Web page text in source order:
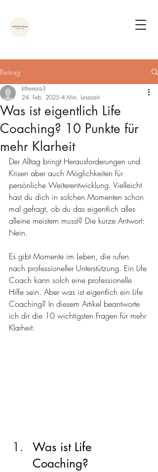
Beitrag
Was ist eigentlich Life
Coaching? 10 Punkte für
mehr Klarheit
ktheresa3
24. Feb. 2025 4 Min. Lesezeit
Der Alltag bringt Herausforderungen und
Krisen aber auch Möglichkeiten für
persönliche Weiterentwicklung. Vielleicht
hast du dich in solchen Momenten schon
mal gefragt, ob du das eigentlich alles
alleine meistern musst? Die kurze Antwort:
Nein.
Es gibt Momente im Leben, die rufen
nach professioneller Unterstützung. Ein Life
Coach kann solch eine professionelle
Hilfe sein. Aber was ist eigentlich ein Life
Coaching? In diesem Artikel beantworte
ich dir die 10 wichtigsten Fragen für mehr
Klarheit.
Was ist Life
Coaching?